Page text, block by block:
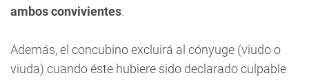
ambos convivientes.
Además, el concubino excluirá al cónyuge (viudo o
viuda) cuando éste hubiere sido declarado culpable